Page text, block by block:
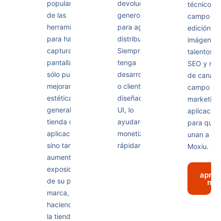
popularidad
de las
herramientas
para hacer
capturas de
pantalla no
sólo puede
mejorar la
estética
general de la
tienda de
aplicaciones,
sino también
aumentar la
exposición
de su propia
marca,
haciendo de
la tienda de
devoluciones
generosas
para agentes y
distribuidores.
Siempre que
tenga
desarrolladores
o clientes
diseñadores de
UI, lo
ayudaremos a
monetizar
rápidamente.
técnicos
campo
edición de
imágenes
talentos
SEO y
de
campo
para que
unan a la
Moxiu.